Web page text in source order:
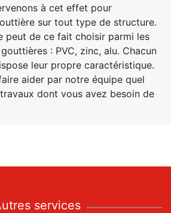
à cet effet pour
sur tout type de structure.
peut de ce fait choisir parmi les
: PVC, zinc, alu. Chacun
leur propre caractéristique.
aider par notre équipe quel
dont vous avez besoin de
services